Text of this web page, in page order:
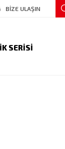
BİZE ULAŞIN
SERİSİ